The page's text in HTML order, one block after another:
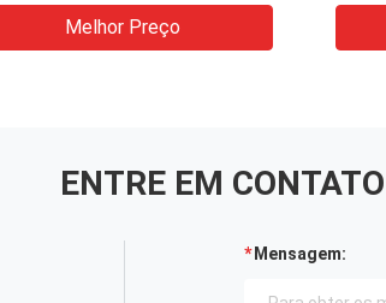
Melhor Preço
ENTRE EM
Mensagem: